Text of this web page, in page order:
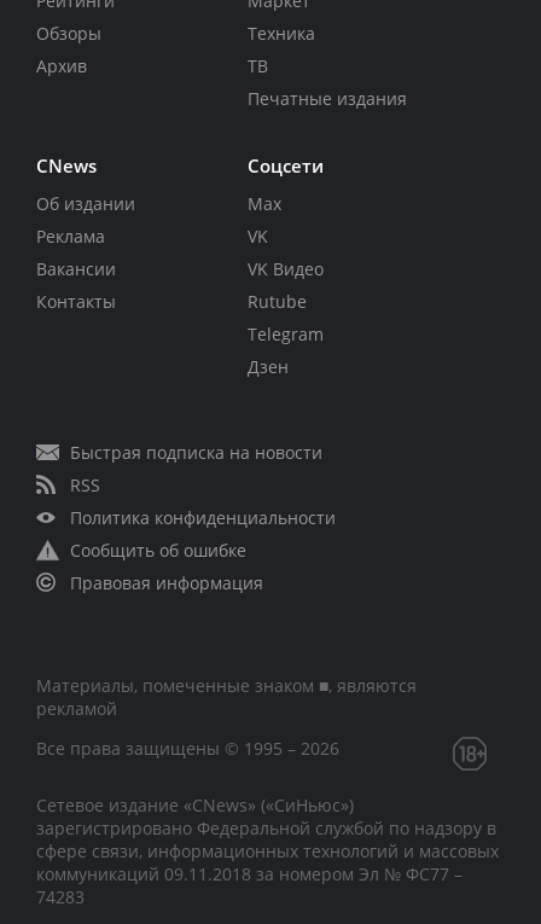
Обзоры
Архив
Техника
ТВ
Печатные издания
CNews
Об издании
Реклама
Вакансии
Контакты
Соцсети
Max
VK
VK Видео
Rutube
Telegram
Дзен
Быстрая подписка на новости
RSS
Политика конфиденциальности
Сообщить об ошибке
Правовая информация
Материалы, помеченные знаком ■, являются
рекламой
Все права защищены © 1995 – 2026
Сетевое издание «CNews» («СиНьюс»)
зарегистрировано Федеральной службой по надзору в
сфере связи, информационных технологий и массовых
коммуникаций 09.11.2018 за номером Эл № ФС77 –
74283